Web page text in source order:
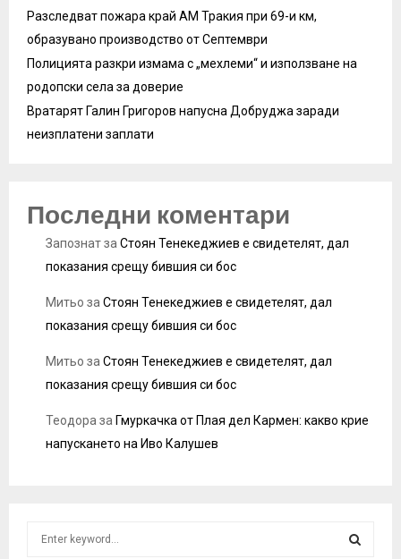
Разследват пожара край АМ Тракия при 69-и км,
образувано производство от Септември
Полицията разкри измама с „мехлеми“ и използване на
родопски села за доверие
Вратарят Галин Григоров напусна Добруджа заради
неизплатени заплати
Последни коментари
Запознатза Стоян Тенекеджиев е свидетелят, дал
показания срещу бившия си бос
Митьо за Стоян Тенекеджиев е свидетелят, дал
показания срещу бившия си бос
Митьо за Стоян Тенекеджиев е свидетелят, дал
показания срещу бившия си бос
Теодора за Гмуркачка от Плая дел Кармен: какво крие
напускането на Иво Калушев